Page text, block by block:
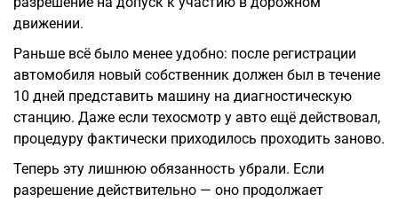
движении.
Раньше всё было менее удобно: после регистрации
автомобиля новый собственник должен был в течение
10 дней представить машину на диагностическую
станцию. Даже если техосмотр у авто ещё действовал,
процедуру фактически приходилось проходить заново.
Теперь эту лишнюю обязанность убрали. Если
разрешение действительно — оно продолжает